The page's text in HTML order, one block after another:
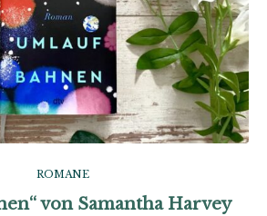
ROMANE
von Samantha Harvey